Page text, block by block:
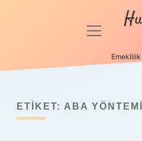
Anasayfa
Politikası
menüyü
ETIKET: ABA